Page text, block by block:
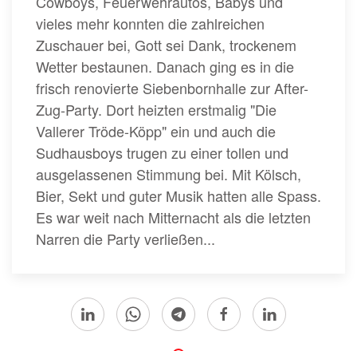
vieles mehr konnten die zahlreichen
Zuschauer bei, Gott sei Dank, trockenem
Wetter bestaunen. Danach ging es in die
frisch renovierte Siebenbornhalle zur After-
Zug-Party. Dort heizten erstmalig "Die
Vallerer Tröde-Köpp" ein und auch die
Sudhausboys trugen zu einer tollen und
ausgelassenen Stimmung bei. Mit Kölsch,
Bier, Sekt und guter Musik hatten alle Spass.
Es war weit nach Mitternacht als die letzten
Narren die Party verließen...